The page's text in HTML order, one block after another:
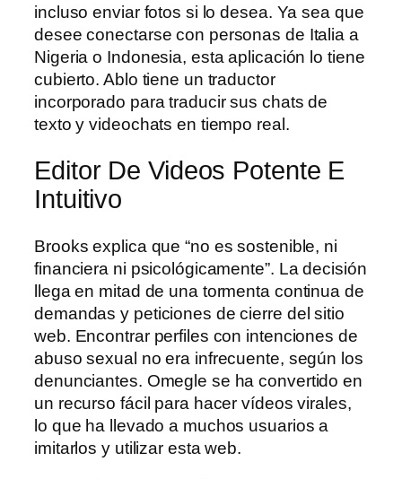
incluso enviar fotos si lo desea. Ya sea que
desee conectarse con personas de Italia a
Nigeria o Indonesia, esta aplicación lo tiene
cubierto. Ablo tiene un traductor
incorporado para traducir sus chats de
texto y videochats en tiempo real.
Editor De Videos Potente E
Intuitivo
Brooks explica que “no es sostenible, ni
financiera ni psicológicamente”. La decisión
llega en mitad de una tormenta continua de
demandas y peticiones de cierre del sitio
web. Encontrar perfiles con intenciones de
abuso sexual no era infrecuente, según los
denunciantes. Omegle se ha convertido en
un recurso fácil para hacer vídeos virales,
lo que ha llevado a muchos usuarios a
imitarlos y utilizar esta web.